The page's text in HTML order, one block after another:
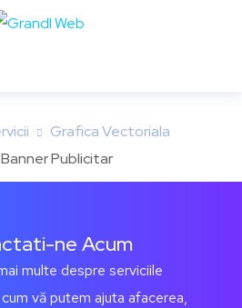
Publicitar
Grafica Vectoriala
Banner Publicitar
ne Acum
multe despre serviciile
vă putem ajuta afacerea,